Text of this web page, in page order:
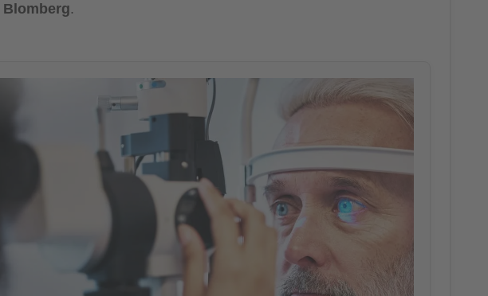
Blomberg.